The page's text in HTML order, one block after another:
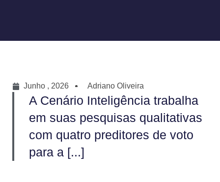
Junho , 2026 Adriano Oliveira
A Cenário Inteligência trabalha
em suas pesquisas qualitativas
com quatro preditores de voto
para a [...]